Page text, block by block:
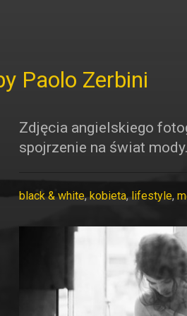
Paolo Zerbini
Zdjęcia angielskiego
spojrzenie na świat mody.
black & white, kobieta, lifestyle,